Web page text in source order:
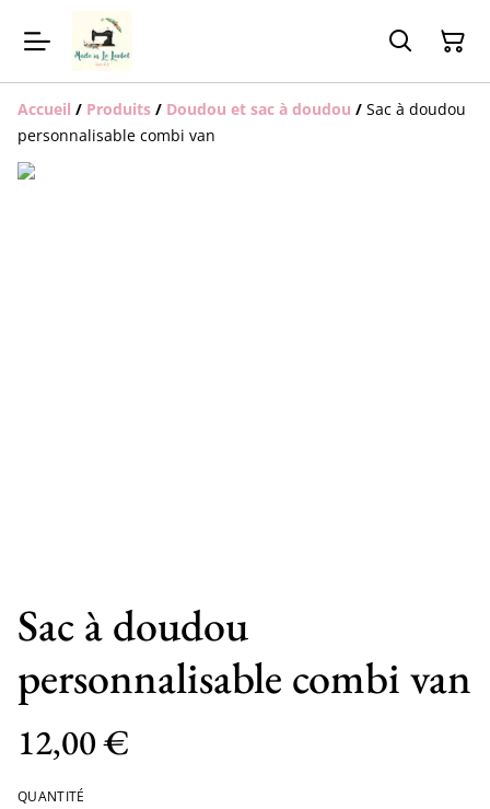
Accueil / Produits / Doudou et sac à doudou / Sac à doudou
personnalisable combi van
Sac à doudou
personnalisable combi van
12,00 €
QUANTITÉ